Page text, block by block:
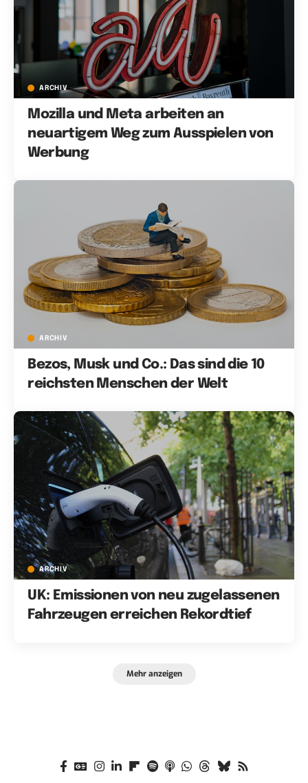
ARCHIV
Mozilla und Meta arbeiten an
neuartigem Weg zum Ausspielen von
Werbung
ARCHIV
Bezos, Musk und Co.: Das sind die 10
reichsten Menschen der Welt
ARCHIV
UK: Emissionen von neu zugelassenen
Fahrzeugen erreichen Rekordtief
Mehr anzeigen